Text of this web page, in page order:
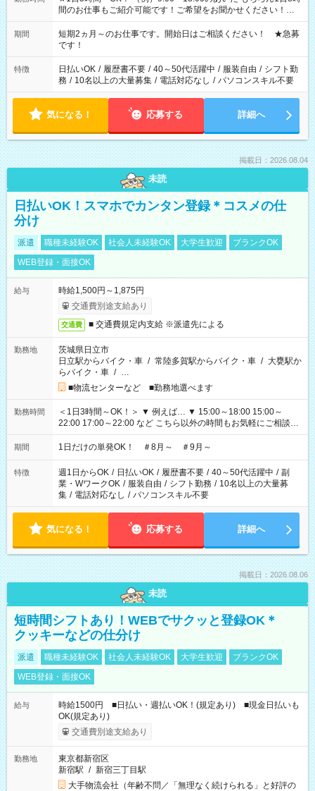
間のお仕事もご紹介可能です！ご希望をお聞かせください！★
家庭の都合でお休みが必要な場合も遠慮なくご相談ください。
※週最低15時間以上の勤務が必要です
期間
短期2ヵ月～のお仕事です。開始日はご相談ください！ ★急募
です！
特徴 日払いOK / 履歴書不要 / 40～50代活躍中 / 服装自由 / シフト勤
務 / 10名以上の大量募集 / 電話対応なし / パソコンスキル不要
気になる！ 応募する 詳細へ
掲載日：2026.08.04
未読
日払いOK！スマホでカンタン登録＊コスメの仕
分け
派遣 職種未経験OK 社会人未経験OK 大学生歓迎
ブランクOK
WEB登録・面接OK
給与
時給1,500円～1,875円
交通費別途支給あり
交通費 ■ 交通費規定内支給 ※派遣先による
勤務地
茨城県日立市
日立駅からバイク・車 / 常陸多賀駅からバイク・車 / 大甕駅か
らバイク・車 / …
■物流センターなど ■勤務地選べます
勤務時間
＜1日3時間～OK！＞ ▼ 例えば… ▼ 15:00～18:00 15:00～
22:00 17:00～22:00 など こちら以外の時間もお気軽にご相談く
ださい！
期間 1日だけの単発OK！ ＃8月～ ＃9月～
特徴 週1日からOK / 日払いOK / 履歴書不要 / 40～50代活躍中 / 副
業・WワークOK / 服装自由 / シフト勤務 / 10名以上の大量募
集 / 電話対応なし / パソコンスキル不要
気になる！ 応募する 詳細へ
掲載日：2026.08.06
未読
短時間シフトあり！WEBでサクッと登録OK＊
クッキーなどの仕分け
派遣 職種未経験OK 社会人未経験OK 大学生歓迎
ブランクOK
WEB登録・面接OK
給与
時給1500円 ■日払い・週払いOK！(規定あり) ■現金日払いも
OK(規定あり)
交通費別途支給あり
勤務地
東京都新宿区
新宿駅 / 新宿三丁目駅
大手物流会社（年齢不問／「無理なく続けられる」と好評の